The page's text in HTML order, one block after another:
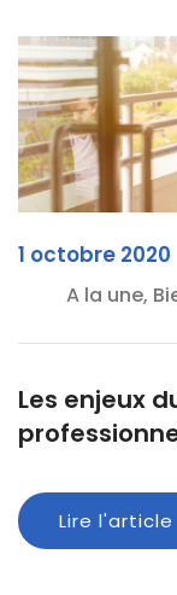
1 octobre 2020
A la une,
Les enjeux
Lire l'article